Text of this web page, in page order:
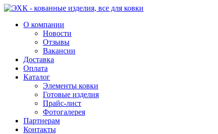
О компании
Новости
Отзывы
Вакансии
Доставка
Оплата
Каталог
Элементы ковки
Готовые изделия
Прайс-лист
Фотогалерея
Партнерам
Контакты